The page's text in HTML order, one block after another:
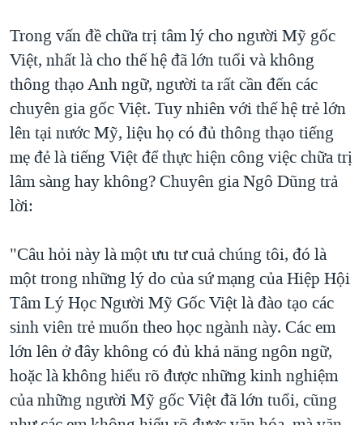
Trong vấn đề chữa trị tâm lý cho người Mỹ gốc
Việt, nhất là cho thế hệ đã lớn tuổi và không
thông thạo Anh ngữ, người ta rất cần đến các
chuyên gia gốc Việt. Tuy nhiên với thế hệ trẻ lớn
lên tại nước Mỹ, liệu họ có đủ thông thạo tiếng
mẹ đẻ là tiếng Việt để thực hiện công việc chữa trị
lâm sàng hay không? Chuyên gia Ngô Dũng trả
lời:
"Câu hỏi này là một ưu tư cuả chúng tôi, đó là
một trong những lý do của sứ mạng của Hiệp Hội
Tâm Lý Học Người Mỹ Gốc Việt là đào tạo các
sinh viên trẻ muốn theo học ngành này. Các em
lớn lên ở đây không có đủ khả năng ngôn ngữ,
hoặc là không hiểu rõ được những kinh nghiệm
của những người Mỹ gốc Việt đã lớn tuổi, cũng